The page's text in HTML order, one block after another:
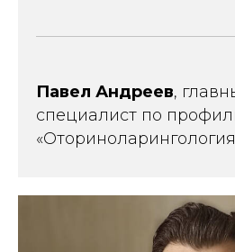
Павел Андреев,
специалист по